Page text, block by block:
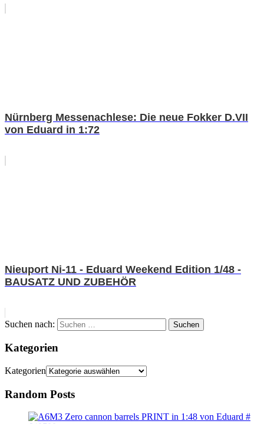
Nürnberg Messenachlese: Die neue Fokker D.VII
von Eduard in 1:72
Nieuport Ni-11 - Eduard Weekend Edition 1/48 -
BAUSATZ UND ZUBEHÖR
Suchen nach: Suchen
Kategorien
Kategorien
Random Posts